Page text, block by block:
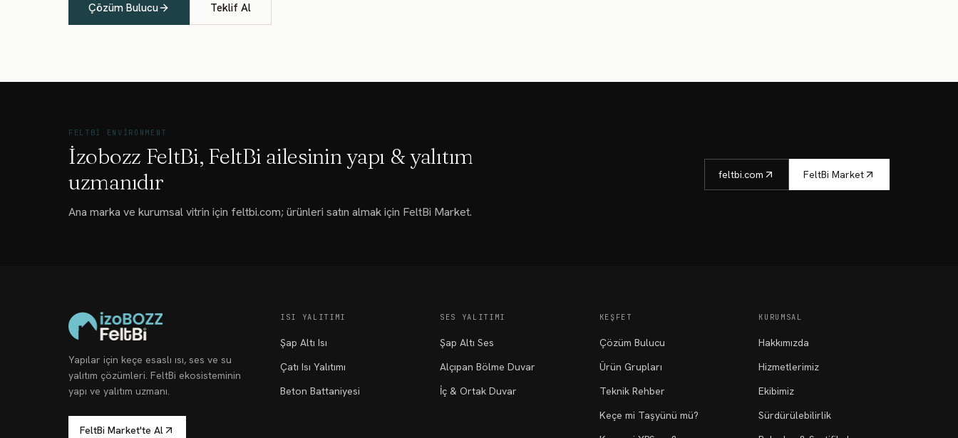
Çözüm Bulucu Teklif Al
FELTBI ENVIRONMENT
İzobozz FeltBi, FeltBi ailesinin yapı & yalıtım
uzmanıdır
Ana marka ve kurumsal vitrin için feltbi.com; ürünleri satın almak için FeltBi Market.
feltbi.com FeltBi Market
Yapılar için keçe esaslı ısı, ses ve su
yalıtım çözümleri. FeltBi ekosisteminin
yapı ve yalıtım uzmanı.
FeltBi Market'te Al
ISI YALITIMI
Şap Altı Isı
Çatı Isı Yalıtımı
Beton Battaniyesi
SES YALITIMI
Şap Altı Ses
Alçıpan Bölme Duvar
İç & Ortak Duvar
KEŞFET
Çözüm Bulucu
Ürün Grupları
Teknik Rehber
Keçe mi Taşyünü mü?
KURUMSAL
Hakkımızda
Hizmetlerimiz
Ekibimiz
Sürdürülebilirlik